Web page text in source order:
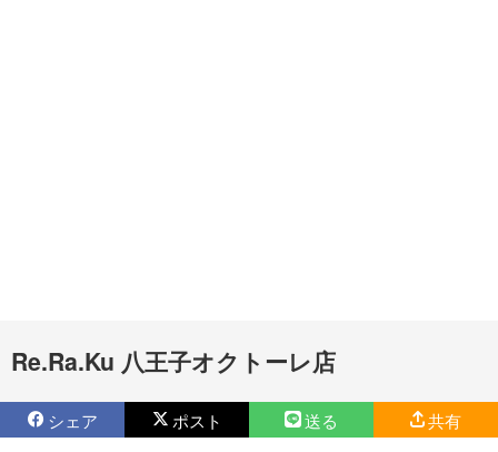
Re.Ra.Ku 八王子オクトーレ店
シェア ポスト 送る 共有